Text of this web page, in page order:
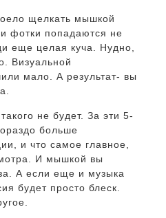
щелкать мышкой
фотки попадаются не
еще целая куча. Нудно,
Визуальной
мало. А результат- вы
не будет. За эти 5-
больше
и что самое главное,
И мышкой вы
А если еще и музыка
будет просто блеск.